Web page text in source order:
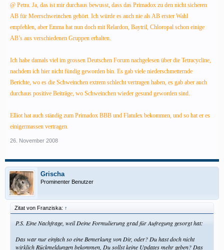
@ Petra. Ja, das ist mir durchaus bewusst, dass das Primadox zu den nicht sicheren
AB für Meerschweinchen gehört. Ich würde es auch nie als AB erster Wahl
empfehlen, aber Emma hat nun doch mit Relardon, Baytril, Chloropal schon einige
AB’s aus verschiedenen Gruppen erhalten.
Ich habe damals viel im grossen Deutschen Forum nachgelesen über die Tetracycline,
nachdem ich hier nicht fündig geworden bin. Es gab viele niederschmetternde
Berichte, wo es die Schweinchen extrem schlecht vertragen haben, es gab aber auch
durchaus positive Beiträge, wo Schweinchen wieder gesund geworden sind.
Elliot hat auch ständig zum Primadox BBB und Flatulex bekommen, und so hat er es
einigermassen vertragen.
26. November 2008
Grischa
Prominenter Benutzer
Zitat von Franziska: ↑
P.S. Eine Nachfrage, weil Deine Formulierung grad für Aufregung gesorgt hat:
Das war nur einfach so eine Bemerkung von Dir, oder? Du hast doch nicht
wirklich Rückmeldungen bekommen, Du sollst keine Updates mehr geben? Das